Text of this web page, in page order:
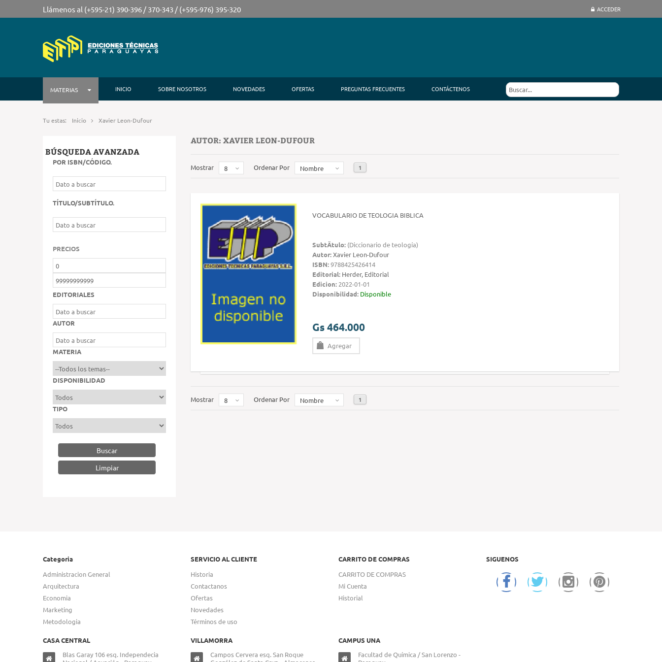
Llámenos al (+595-21) 390-396 / 370-343 / (+595-976) 395-320 ACCEDER
MATERIAS INICIO SOBRE NOSOTROS NOVEDADES OFERTAS PREGUNTAS FRECUENTES CONTÁCTENOS
Tu estas: Inicio Xavier Leon-Dufour
BÚSQUEDA AVANZADA
POR ISBN/CÓDIGO.
TÍTULO/SUBTÍTULO.
PRECIOS
EDITORIALES
AUTOR
MATERIA
DISPONIBILIDAD
TIPO
Buscar
AUTOR: XAVIER LEON-DUFOUR
Mostrar 8 Ordenar Por Nombre 1
VOCABULARIO DE TEOLOGIA BIBLICA
SubtÃ­tulo: (Diccionario de teología)
Autor:Xavier Leon-Dufour
ISBN:9788425426414
Editorial: Herder, Editorial
Edicion: 2022-01-01
Disponibilidad: Disponible
Gs 464.000
Agregar
Mostrar 8 Ordenar Por Nombre 1
Categoria
Administracion General
Arquitectura
Economia
Marketing
Metodologia
SERVICIO AL CLIENTE
Historia
Contactanos
Ofertas
Novedades
Términos de uso
CARRITO DE COMPRAS
CARRITO DE COMPRAS
Mi Cuenta
Historial
SIGUENOS
CASA CENTRAL
Blas Garay 106 esq. Independecia
VILLAMORRA
Campos Cervera esq. San Roque
CAMPUS UNA
Facultad de Química / San Lorenzo -